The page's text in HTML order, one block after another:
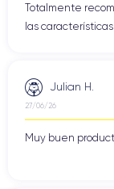
Totalmente
las
Julian H.
27/06/26
Muy buen